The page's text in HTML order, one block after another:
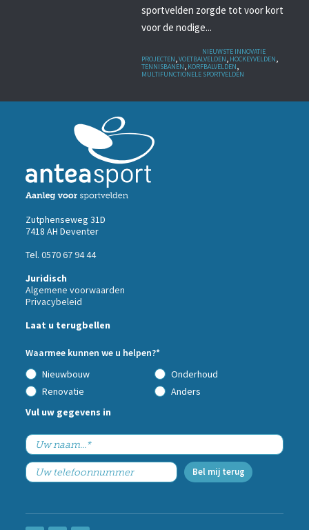
sportvelden zorgde tot voor kort
voor de nodige...
NIEUWSTE INNOVATIE
PROJECTEN,VOETBALVELDEN, HOCKEYVELDEN,
TENNISBANEN, KORFBALVELDEN,
MULTIFUNCTIONELE SPORTVELDEN
Zutphenseweg 31D
7418 AH Deventer
Tel. 0570 67 94 44
Juridisch
Algemene voorwaarden
Privacybeleid
Call
back
by
fax
Laat u terugbellen
Waarmee kunnen we u helpen?*
Nieuwbouw
Onderhoud
Renovatie
Anders
Vul uw gegevens in
Bel mij terug